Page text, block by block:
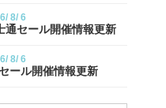
8/ 6
通セール開催情報更新
8/ 6
ール開催情報更新